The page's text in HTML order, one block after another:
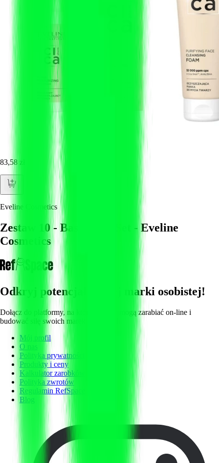
83,58 zł
Eveline Cosmetics
Zestaw 10 - Basic Skin Set - Eveline
Cosmetics
Odkryj potencjał swojej marki osobistej!
Dołącz do platformy, na której twórcy mogą zarabiać on-line i
budować siłę swoich marek osobistych.
Mój profil
O nas
Polityka prywatności
Produkty i ceny
Kalkulator zarobków
Polityka zwrotów
Regulamin RefSpace
Blog